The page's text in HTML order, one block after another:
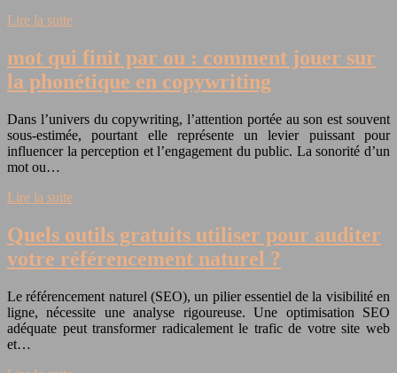
Lire la suite
mot qui finit par ou : comment jouer sur
la phonétique en copywriting
Dans l’univers du copywriting, l’attention portée au son est souvent
sous-estimée, pourtant elle représente un levier puissant pour
influencer la perception et l’engagement du public. La sonorité d’un
mot ou…
Lire la suite
Quels outils gratuits utiliser pour auditer
votre référencement naturel ?
Le référencement naturel (SEO), un pilier essentiel de la visibilité en
ligne, nécessite une analyse rigoureuse. Une optimisation SEO
adéquate peut transformer radicalement le trafic de votre site web
et…